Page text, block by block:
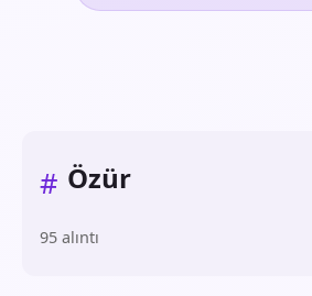
# Özür
95 alıntı